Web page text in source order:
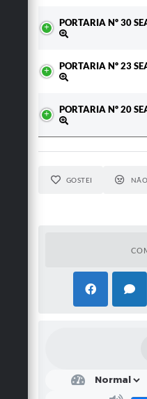
PORTARIA Nº 30
PORTARIA Nº 23
PORTARIA Nº 20
GOSTEI